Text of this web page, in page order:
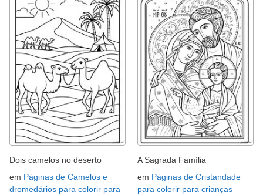
Dois camelos no deserto
em Páginas de Camelos e
dromedários para colorir para
A Sagrada Família
em Páginas de Cristandade
para colorir para crianças